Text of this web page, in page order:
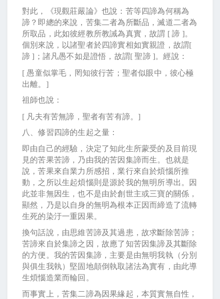
對此，《現觀莊嚴論》也說：苦等四諦為何稱為
諦？即總的來說，苦集二者為所斷品，滅道二者為
所取品，此如彼經教所教誡為真實，故謂 [諦 ]。
個別來說，以諸聖者於四諦實相如實親證，故謂[
諦 ] ；諸凡愚不如是證悟，故謂[聖諦]。經說：
[ 愚童似掌毛，罔知彼行苦；聖者似眼中，彼心極
出離。 ]
祖師也說：
[ 凡夫有苦無諦，聖者有苦有諦。]
八、修習四諦的生起之量：
即由自己的經驗，決定了知此生所蒙受的及目前現
見的苦果苦諦，乃由我的苦因集諦而生。也就是
說，苦果來自業力所感招，業行來自於煩惱所推
動，之所以生起煩惱則是源於我的無明所導出。因
此並非無因生，也不是由於創世主或三寶的關係，
顯然，乃是以自身的無明為根本正因而締造了流轉
生死的染汙一重因果。
換句話說，由思維苦諦及其過患，故求斷除苦諦；
苦諦來自於集諦之因，故應了知苦因集諦及其斷除
的方便。我的苦因集諦，主要是由無明我執（分別
與俱生我執）堅固地顛倒執取諸法為實有，由此導
生煩惱造業而輪回。
而事實上，苦集二諦為因果緣起，本質實無自性，